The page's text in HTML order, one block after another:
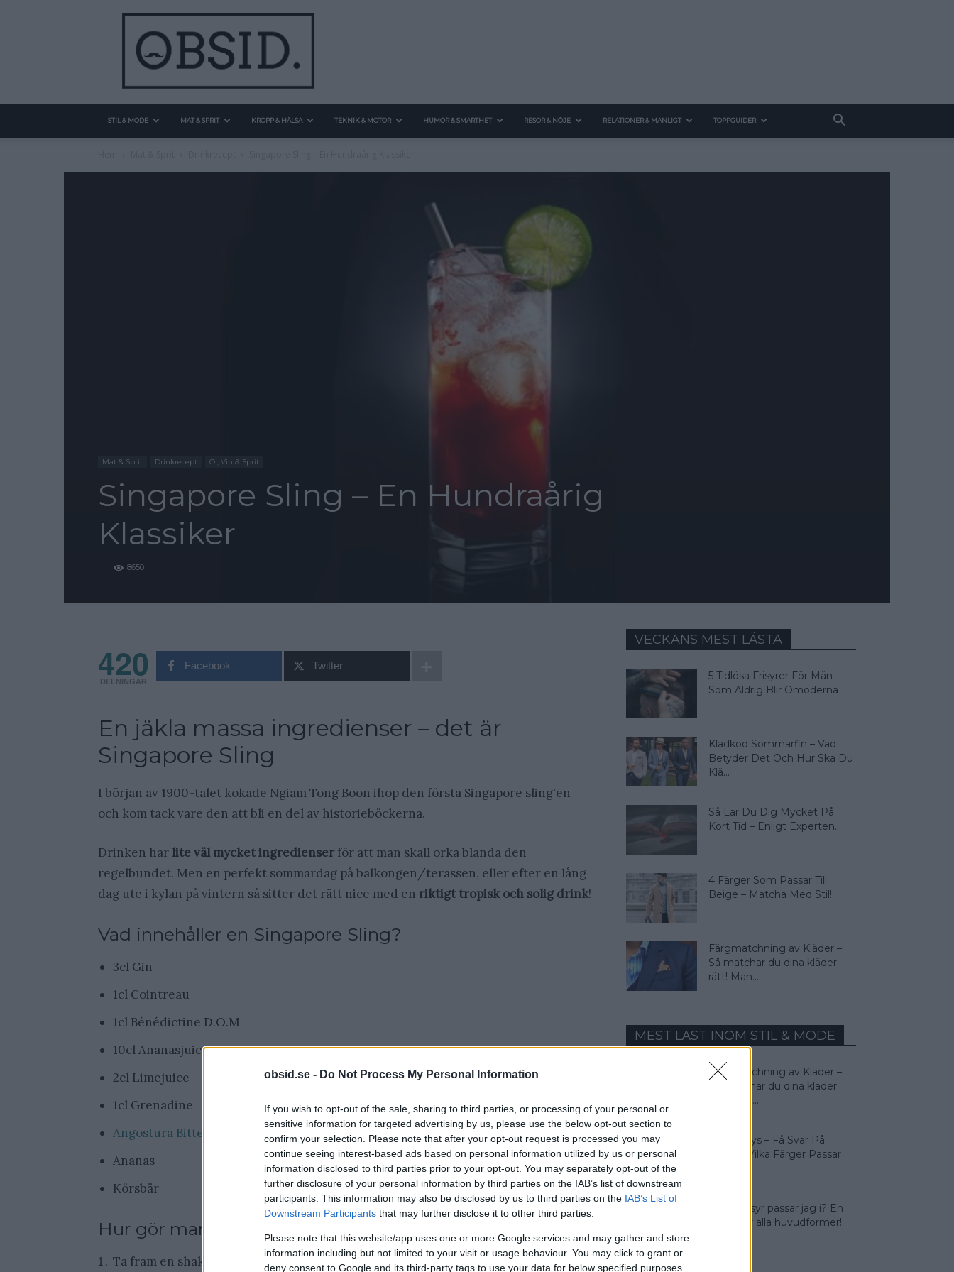
obsid.se - Do Not Process My Personal Information
If you wish to opt-out of the sale, sharing to third parties, or processing of your personal or
sensitive information for targeted advertising by us, please use the below opt-out section to
confirm your selection. Please note that after your opt-out request is processed you may
continue seeing interest-based ads based on personal information utilized by us or personal
information disclosed to third parties prior to your opt-out. You may separately opt-out of the
further disclosure of your personal information by third parties on the IAB’s list of downstream
participants. This information may also be disclosed by us to third parties on the IAB’s List of
Downstream Participants that may further disclose it to other third parties.
Please note that this website/app uses one or more Google services and may gather and store
information including but not limited to your visit or usage behaviour. You may click to grant or
deny consent to Google and its third-party tags to use your data for below specified purposes
STIL & MODE MAT & SPRIT KROPP & HÄLSA TEKNIK & MOTOR HUMOR & SMARTHET RESOR & NÖJE RELATIONER & MANLIGT TOPPGUIDER
Mat & Sprit Drinkrecept Öl, Vin & Sprit
Singapore Sling – En Hundraårig
Klassiker
8650
420
DELNINGAR
Facebook Twitter
En jäkla massa ingredienser – det är
Singapore Sling
I början av 1900-talet kokade Ngiam Tong Boon ihop den första Singapore sling'en
och kom tack vare den att bli en del av historieböckerna.
Drinken har lite väl mycket ingredienserför att man skall orka blanda den
regelbundet. Men en perfekt sommardag på balkongen/terassen, eller efter en lång
dag ute i kylan på vintern så sitter det rätt nice med en riktigt tropisk och solig drink!
Vad innehåller en Singapore Sling?
3cl Gin
1cl Cointreau
1cl Bénédictine D.O.M
10cl Ananasjuice
2cl Limejuice
1cl Grenadine
Angostura Bitter
Ananas
Körsbär
Hur gör man en Singapore Sling?
Ta fram en shaker, fyll den med is
VECKANS MEST LÄSTA
5 Tidlösa Frisyrer För Män
Som Aldrig Blir Omoderna
Klädkod Sommarfin – Vad
Betyder Det Och Hur Ska Du
Klä...
Så Lär Du Dig Mycket På
Kort Tid – Enligt Experten...
4 Färger Som Passar Till
Beige – Matcha Med Stil!
Färgmatchning av Kläder –
Så matchar du dina kläder
rätt! Man...
MEST LÄST INOM STIL & MODE
Färgmatchning av Kläder –
Så matchar du dina kläder
rätt! Man...
Färganalys – Få Svar På
Frågan: Vilka Färger Passar
Vilken frisyr passar jag i? En
guide för alla huvudformer!